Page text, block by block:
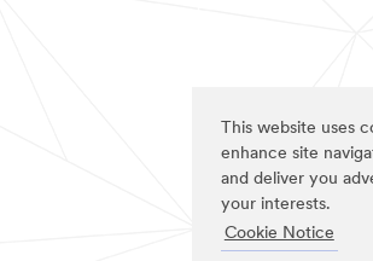
This website uses
enhance site
and deliver you
your interests.
Cookie Notice